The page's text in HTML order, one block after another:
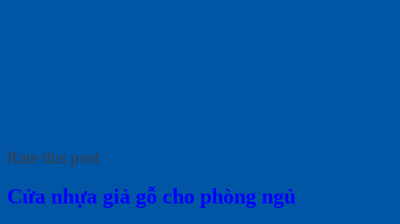
Rate this post
Cửa nhựa giả gỗ cho phòng ngủ